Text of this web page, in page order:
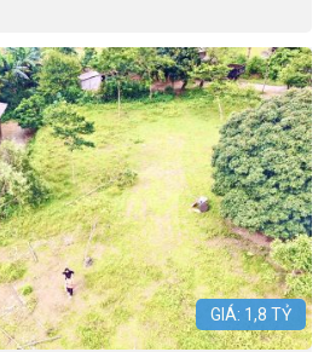
GIÁ: 1,8 TỶ